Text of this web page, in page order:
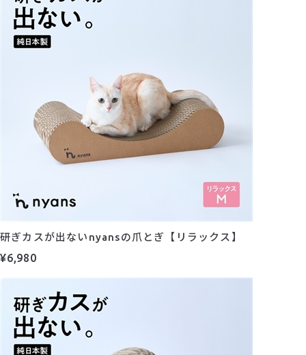
研ぎカスが出ないnyansの爪とぎ【リラックス】
¥6,980